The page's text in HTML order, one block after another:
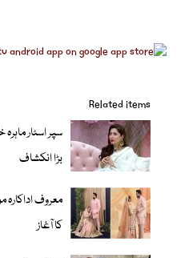
Related items
سپر اسٹار
بڑا انکشاف
معروف اداکارہ
کا آغاز